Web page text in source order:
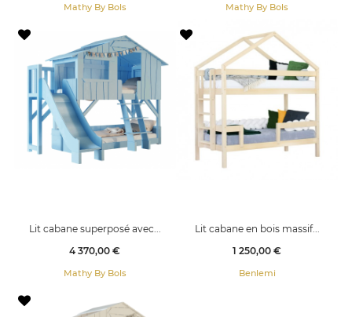
Mathy By Bols Mathy By Bols
Lit cabane superposé avec...
Prix
4 370,00 €
Mathy By Bols
Lit cabane en bois massif...
Prix
1 250,00 €
Benlemi